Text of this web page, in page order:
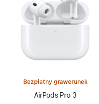
Bezpłatny grawerunek
AirPods Pro 3